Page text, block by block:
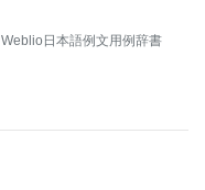
Weblio日本語例文用例辞書